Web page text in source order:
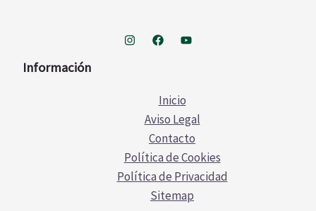
Información
Inicio
Aviso Legal
Contacto
Política de Cookies
Política de Privacidad
Sitemap